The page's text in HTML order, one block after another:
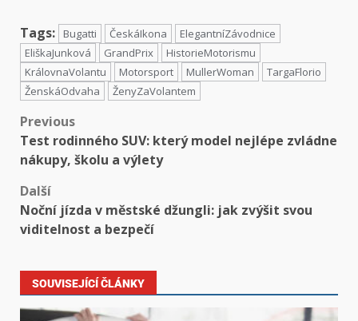
Tags: Bugatti ČeskáIkona
ElegantníZávodnice
EliškaJunková
GrandPrix
HistorieMotorismu
KrálovnaVolantu
Motorsport MullerWoman
TargaFlorio
ŽenskáOdvaha
ŽenyZaVolantem
Previous
Test rodinného SUV: který model nejlépe zvládne
nákupy, školu a výlety
Další
Noční jízda v městské džungli: jak zvýšit svou
viditelnost a bezpečí
SOUVISEJÍCÍ ČLÁNKY